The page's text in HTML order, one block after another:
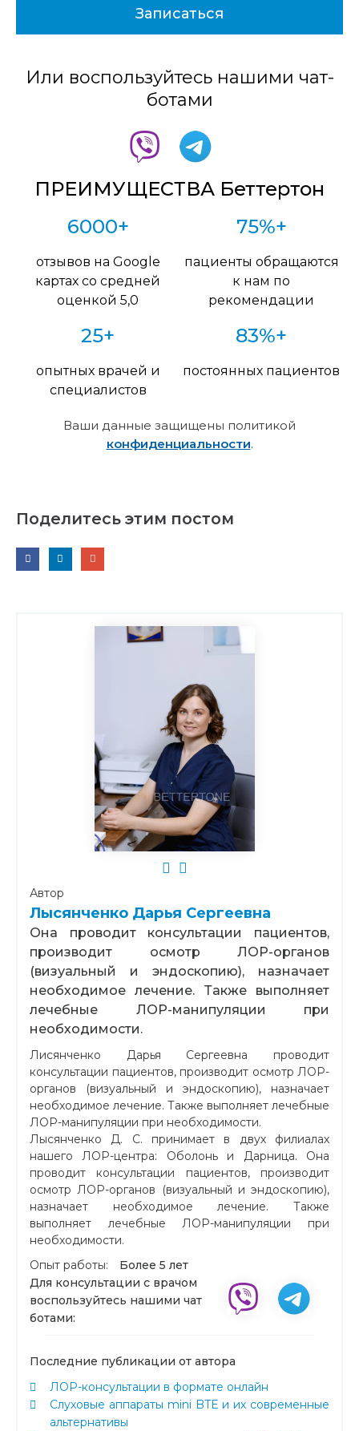
Или воспользуйтесь нашими чат-
ботами
ПРЕИМУЩЕСТВА Беттертон
6000+
отзывов на Google
картах со средней
оценкой 5,0
75%+
пациенты обращаются
к нам по
рекомендации
25+
опытных врачей и
специалистов
83%+
постоянных пациентов
Ваши данные защищены политикой
конфиденциальности.
Поделитесь этим постом
Автор
Лысянченко Дарья Сергеевна
Она проводит консультации пациентов,
производит осмотр ЛОР-органов
(визуальный и эндоскопию), назначает
необходимое лечение. Также выполняет
лечебные ЛОР-манипуляции при
необходимости.
Лисянченко Дарья Сергеевна проводит
консультации пациентов, производит осмотр ЛОР-
органов (визуальный и эндоскопию), назначает
необходимое лечение. Также выполняет лечебные
ЛОР-манипуляции при необходимости.
Лысянченко Д. С. принимает в двух филиалах
нашего ЛОР-центра: Оболонь и Дарница. Она
проводит консультации пациентов, производит
осмотр ЛОР-органов (визуальный и эндоскопию),
назначает необходимое лечение. Также
выполняет лечебные ЛОР-манипуляции при
необходимости.
Опыт работы:
Более 5 лет
Для консультации с врачом
воспользуйтесь нашими чат
ботами:
Последние публикации от автора
ЛОР-консультации в формате онлайн
Слуховые аппараты mini BTE и их современные
альтернативы